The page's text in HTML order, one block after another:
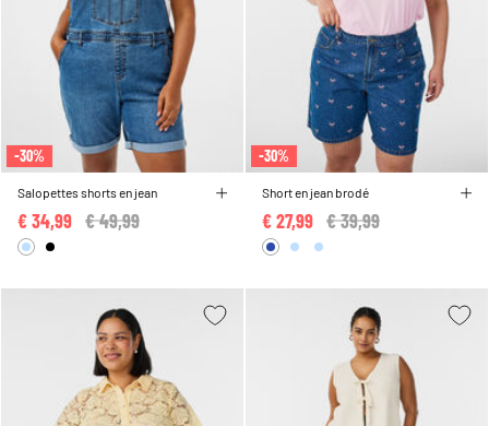
-30%
Salopettes shorts en jean
Price reduced from
€ 49,99
€ 34,99
-30%
Short en jean brodé
Price reduced from
€ 39,99
€ 27,99